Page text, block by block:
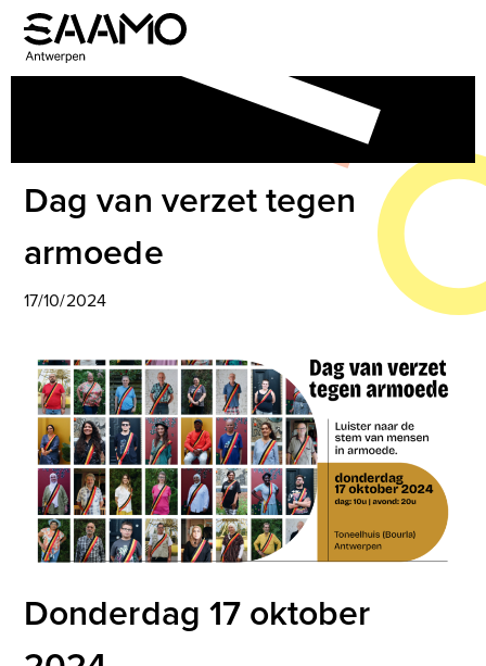
Skip
content
Open
mobile
Close
mobile
Dag van verzet tegen
armoede
17/10/2024
Donderdag 17 oktober